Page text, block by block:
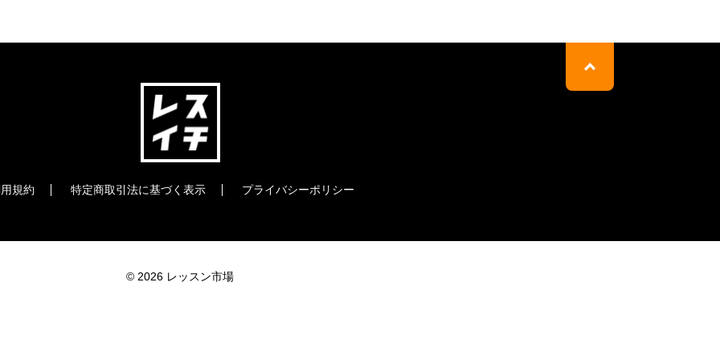
規約 特定商取引法に基づく表示 プライバシーポリシー
© 2026 レッスン市場